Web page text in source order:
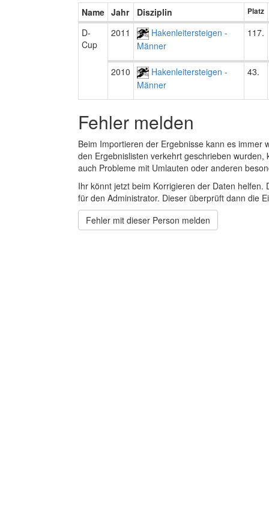
Name Jahr Disziplin Platz
D-
Cup
2011
Hakenleitersteigen -
Männer
117.
2010
Hakenleitersteigen -
Männer
43.
Fehler melden
Beim Importieren der Ergebnisse kann es
den Ergebnislisten verkehrt geschrieben
auch Probleme mit Umlauten oder anderen
Ihr könnt jetzt beim Korrigieren der Daten
für den Administrator. Dieser überprüft dann die
Fehler mit dieser Person melden